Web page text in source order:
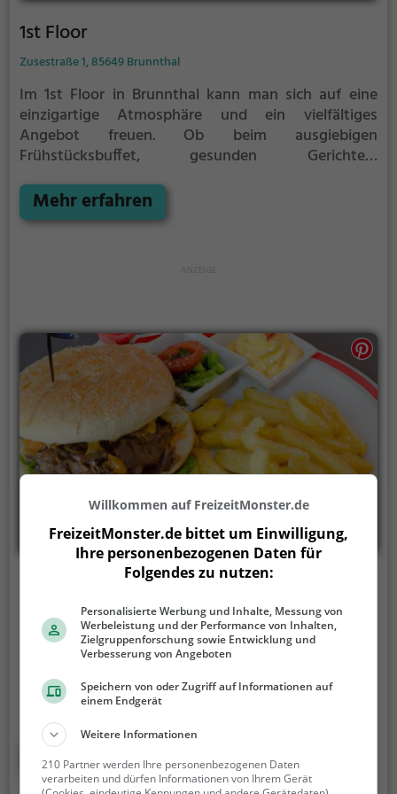
1st Floor
Zusestraße 1, 85649 Brunnthal
Im 1st Floor in Brunnthal kann man sich auf eine
einzigartige Atmosphäre und ein vielfältiges
Angebot freuen. Ob beim ausgiebigen
Frühstücksbuffet, gesunden Gerichten,
oder erfrischenden Cocktails, hier ist für jeden
Geschmack etwas dabei. Die Sonnenterrasse lädt
Mehr erfahren
Happy Bros Burger und Bowls
Köglweg 99, 82024 Taufkirchen
Im Happy Bros Burger und Bowls in Taufkirchen
vielfältiges Angebot. Ob saftige Burger, erfrischende
Cocktails oder gesunde Bowls - hier findet man für
jeden Geschmack das passende Gericht. Die
freundlichen Mitarbeiter sorgen für einen
angenehmen Aufenthalt und lassen einen die
Mehr erfahren
Willkommen auf FreizeitMonster.de
FreizeitMonster.de bittet um Einwilligung,
Ihre personenbezogenen Daten für
Folgendes zu nutzen:
Personalisierte Werbung und Inhalte, Messung von
Werbeleistung und der Performance von Inhalten,
Zielgruppenforschung sowie Entwicklung und
Verbesserung von Angeboten
Speichern von oder Zugriff auf Informationen auf
einem Endgerät
Weitere Informationen
210 Partner werden Ihre personenbezogenen Daten
verarbeiten und dürfen Informationen von Ihrem Gerät